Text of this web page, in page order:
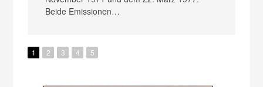
Beide Emissionen…
1 2 3 4 5